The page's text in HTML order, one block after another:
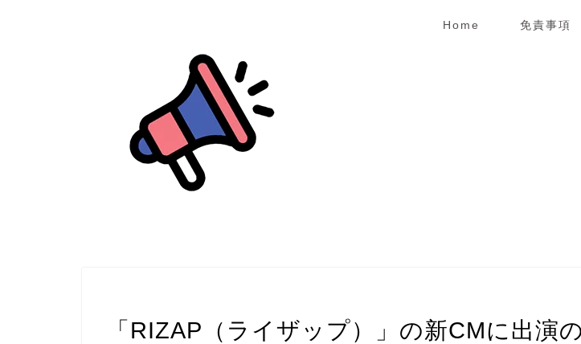
Home 免責事項
「RIZAP（ライザップ）」の新CMに出演